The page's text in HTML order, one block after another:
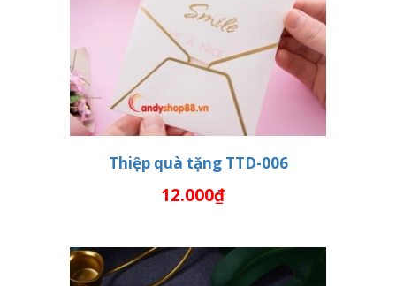
THÊM VÀO GIỎ HÀNG
Thiệp quà tặng TTD-006
12.000₫